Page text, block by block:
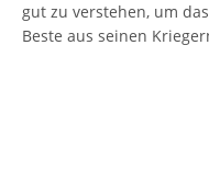
gut zu verstehen, um
Beste aus seinen